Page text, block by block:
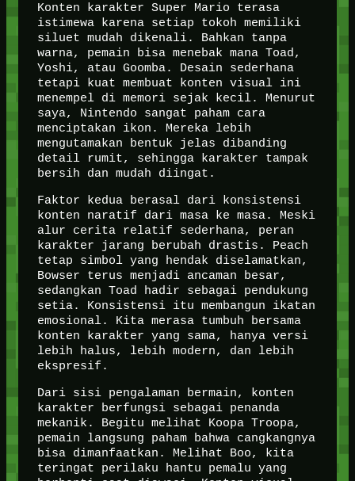
Konten karakter Super Mario terasa
istimewa karena setiap tokoh memiliki
siluet mudah dikenali. Bahkan tanpa
warna, pemain bisa menebak mana Toad,
Yoshi, atau Goomba. Desain sederhana
tetapi kuat membuat konten visual ini
menempel di memori sejak kecil. Menurut
saya, Nintendo sangat paham cara
menciptakan ikon. Mereka lebih
mengutamakan bentuk jelas dibanding
detail rumit, sehingga karakter tampak
bersih dan mudah diingat.
Faktor kedua berasal dari konsistensi
konten naratif dari masa ke masa. Meski
alur cerita relatif sederhana, peran
karakter jarang berubah drastis. Peach
tetap simbol yang hendak diselamatkan,
Bowser terus menjadi ancaman besar,
sedangkan Toad hadir sebagai pendukung
setia. Konsistensi itu membangun ikatan
emosional. Kita merasa tumbuh bersama
konten karakter yang sama, hanya versi
lebih halus, lebih modern, dan lebih
ekspresif.
Dari sisi pengalaman bermain, konten
karakter berfungsi sebagai penanda
mekanik. Begitu melihat Koopa Troopa,
pemain langsung paham bahwa cangkangnya
bisa dimanfaatkan. Melihat Boo, kita
teringat perilaku hantu pemalu yang